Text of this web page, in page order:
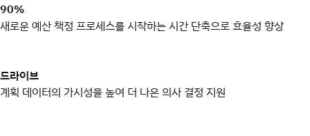
90%
새로운 예산 책정 프로세스를 시작하는 시간 단축으로 효율성 향상
드라이브
계획 데이터의 가시성을 높여 더 나은 의사 결정 지원